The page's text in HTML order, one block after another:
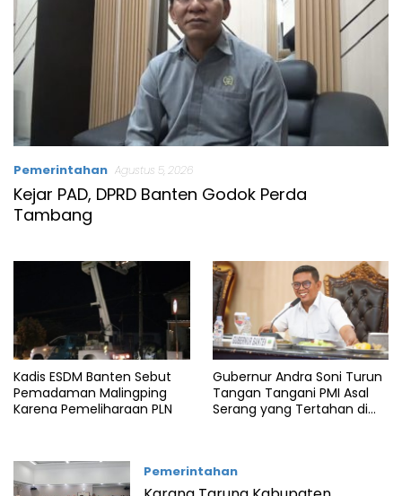
Pemerintahan Agustus 5, 2026
Kejar PAD, DPRD Banten Godok Perda
Tambang
Kadis ESDM Banten Sebut
Pemadaman Malingping
Karena Pemeliharaan PLN
Gubernur Andra Soni Turun
Tangan Tangani PMI Asal
Serang yang Tertahan di
Pemerintahan